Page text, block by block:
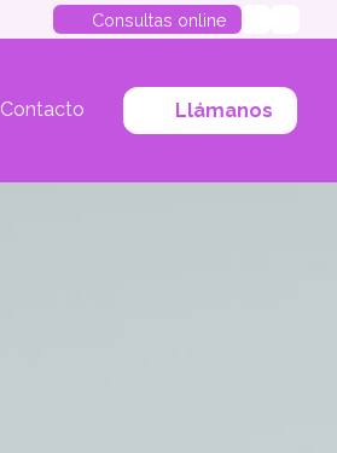
Consultas online
Contacto Llámanos